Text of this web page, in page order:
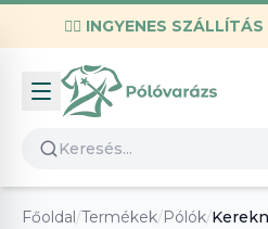
✌🏼 INGYENES
Infó
Kapcsolat
GYIK
Általános szerződési
Főoldal /Termékek/Pólók/